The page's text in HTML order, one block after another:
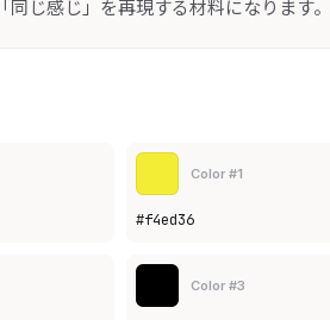
同じ感じ」を再現する材料になります。
Color #1
#f4ed36
Color #3